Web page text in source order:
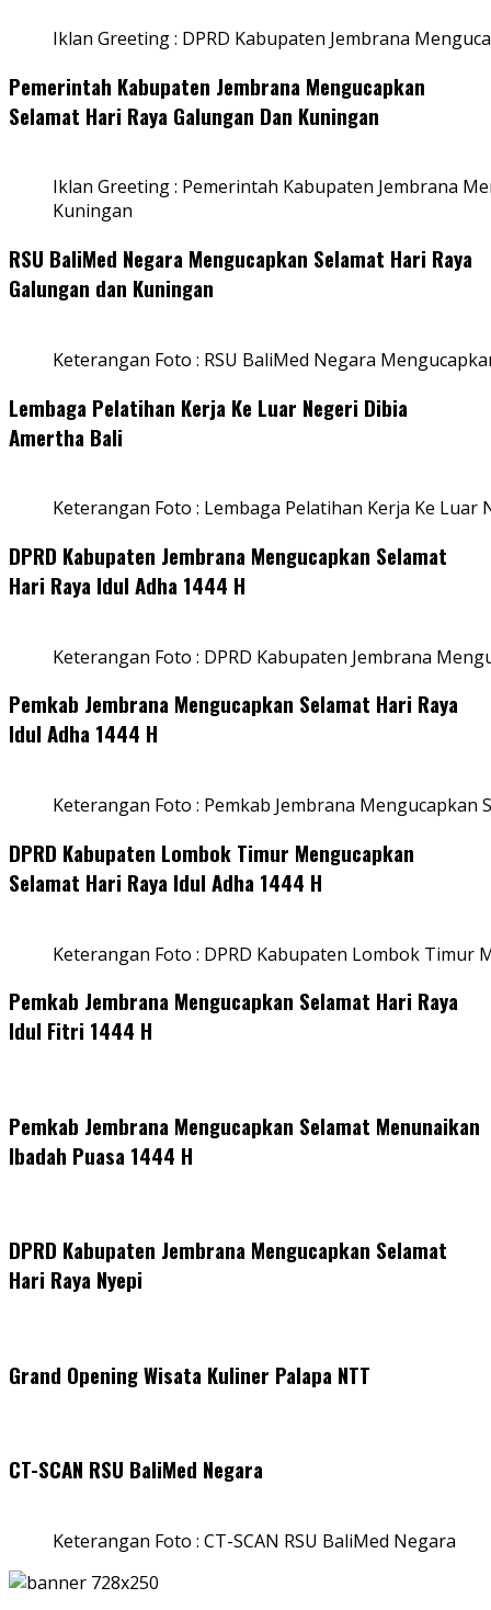
Iklan Greeting : DPRD Kabupaten Jembrana
Pemerintah Kabupaten Jembrana Mengucapkan
Selamat Hari Raya Galungan Dan Kuningan
Iklan Greeting : Pemerintah Kabupaten Jembrana
Kuningan
RSU BaliMed Negara Mengucapkan Selamat Hari Raya
Galungan dan Kuningan
Keterangan Foto : RSU BaliMed Negara
Lembaga Pelatihan Kerja Ke Luar Negeri Dibia
Amertha Bali
Keterangan Foto : Lembaga Pelatihan Kerja Ke Luar
DPRD Kabupaten Jembrana Mengucapkan Selamat
Hari Raya Idul Adha 1444 H
Keterangan Foto : DPRD Kabupaten Jembrana
Pemkab Jembrana Mengucapkan Selamat Hari Raya
Idul Adha 1444 H
Keterangan Foto : Pemkab Jembrana Mengucapkan
DPRD Kabupaten Lombok Timur Mengucapkan
Selamat Hari Raya Idul Adha 1444 H
Keterangan Foto : DPRD Kabupaten Lombok Timur
Pemkab Jembrana Mengucapkan Selamat Hari Raya
Idul Fitri 1444 H
Pemkab Jembrana Mengucapkan Selamat Menunaikan
Ibadah Puasa 1444 H
DPRD Kabupaten Jembrana Mengucapkan Selamat
Hari Raya Nyepi
Grand Opening Wisata Kuliner Palapa NTT
CT-SCAN RSU BaliMed Negara
Keterangan Foto : CT-SCAN RSU BaliMed Negara